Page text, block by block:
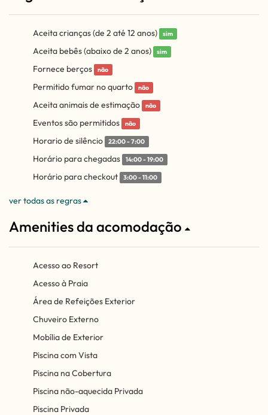
Aceita crianças (de 2 até 12 anos) sim
Aceita bebês (abaixo de 2 anos) sim
Fornece berços não
Permitido fumar no quarto não
Aceita animais de estimação não
Eventos são permitidos não
Horario de silêncio 22:00 - 7:00
Horário para chegadas 14:00 - 19:00
Horário para checkout 3:00 - 11:00
ver todas as regras
Amenities da acomodação
Acesso ao Resort
Acesso à Praia
Área de Refeições Exterior
Chuveiro Externo
Mobília de Exterior
Piscina com Vista
Piscina na Cobertura
Piscina não-aquecida Privada
Piscina Privada